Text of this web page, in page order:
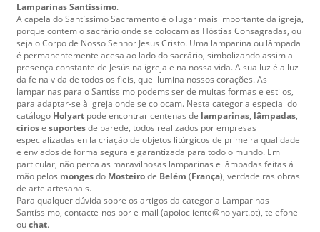
Lamparinas Santíssimo.
A capela do Santíssimo Sacramento é o lugar mais importante da igreja,
porque contem o sacrário onde se colocam as Hóstias Consagradas, ou
seja o Corpo de Nosso Senhor Jesus Cristo. Uma lamparina ou lâmpada
é permanentemente acesa ao lado do sacrário, simbolizando assim a
presença constante de Jesús na igreja e na nossa vida. A sua luz é a luz
da fe na vida de todos os fieis, que ilumina nossos corações. As
lamparinas para o Santíssimo podems ser de muitas formas e estilos,
para adaptar-se à igreja onde se colocam. Nesta categoria especial do
catálogo Holyart pode encontrar centenas de lamparinas, lâmpadas,
círiose suportesde parede, todos realizados por empresas
especializadas en la criação de objetos litúrgicos de primeira qualidade
e enviados de forma segura e garantizada para todo o mundo. Em
particular, não perca as maravilhosas lamparinas e lâmpadas feitas á
mão pelos mongesdo Mosteirode Belém (França), verdadeiras obras
de arte artesanais.
Para qualquer dúvida sobre os artigos da categoria Lamparinas
Santíssimo, contacte-nos por e-mail (apoiocliente@holyart.pt), telefone
ouchat.